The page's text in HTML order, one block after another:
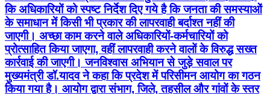
कि अधिकारियों को स्पष्ट निर्देश दिए गये है कि जनता की समस्याओं
के समाधान में किसी भी प्रकार की लापरवाही बर्दाश्त नहीं की
जाएगी। अच्छा काम करने वाले अधिकारियों-कर्मचारियों को
प्रोत्साहित किया जाएगा, वहीं लापरवाही करने वालों के विरुद्ध सख्त
कार्रवाई की जाएगी। जनविश्वास अभियान से जुड़े सवाल पर
मुख्यमंत्री डॉ.यादव ने कहा कि प्रदेश में परिसीमन आयोग का गठन
किया गया है। आयोग द्वारा संभाग, जिले, तहसील और गांवों के स्तर